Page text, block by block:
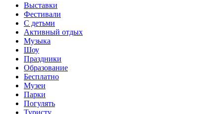
Выставки
Фестивали
С детьми
Активный отдых
Музыка
Шоу
Праздники
Образование
Бесплатно
Музеи
Парки
Погулять
Туристу